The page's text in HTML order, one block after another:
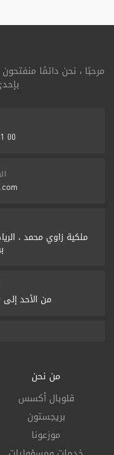
مرحبًا ، نحن دائمًا
00 31 08 28 (0) 213+
من الأحد إلى الخميس
من نحن
قلوبال أكسس
بريجستون
موزعونا